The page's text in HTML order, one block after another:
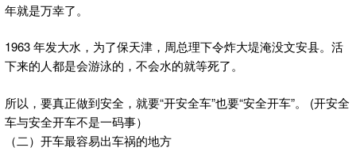
年就是万幸了。
1963 年发大水，为了保天津，周总理下令炸大堤淹没文安县。活
下来的人都是会游泳的，不会水的就等死了。
所以，要真正做到安全，就要“开安全车”也要“安全开车”。 (开安全
车与安全开车不是一码事）
（二）开车最容易出车祸的地方